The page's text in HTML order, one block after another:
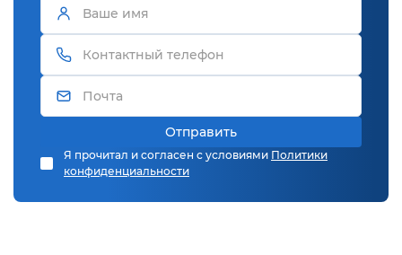
Отправить
Я прочитал и согласен с условиями Политики
конфиденциальности